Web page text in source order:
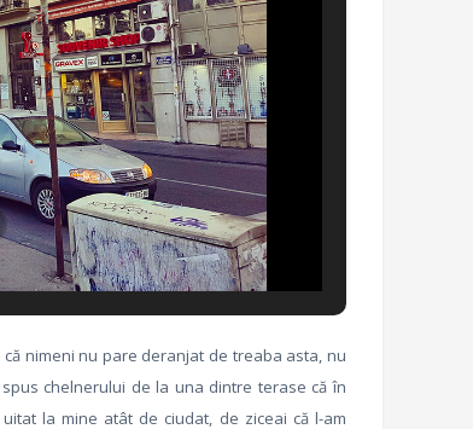
nimeni nu pare deranjat de treaba asta, nu
chelnerului de la una dintre terase că în
la mine atât de ciudat, de ziceai că l-am